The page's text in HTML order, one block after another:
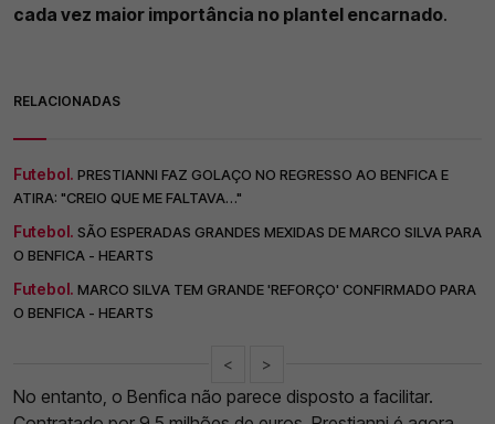
cada vez maior importância no plantel encarnado.
RELACIONADAS
Futebol. PRESTIANNI FAZ GOLAÇO NO REGRESSO AO BENFICA E
ATIRA: "CREIO QUE ME FALTAVA…"
Futebol. SÃO ESPERADAS GRANDES MEXIDAS DE MARCO SILVA PARA
O BENFICA - HEARTS
Futebol. MARCO SILVA TEM GRANDE 'REFORÇO' CONFIRMADO PARA
O BENFICA - HEARTS
< >
No entanto, o Benfica não parece disposto a facilitar.